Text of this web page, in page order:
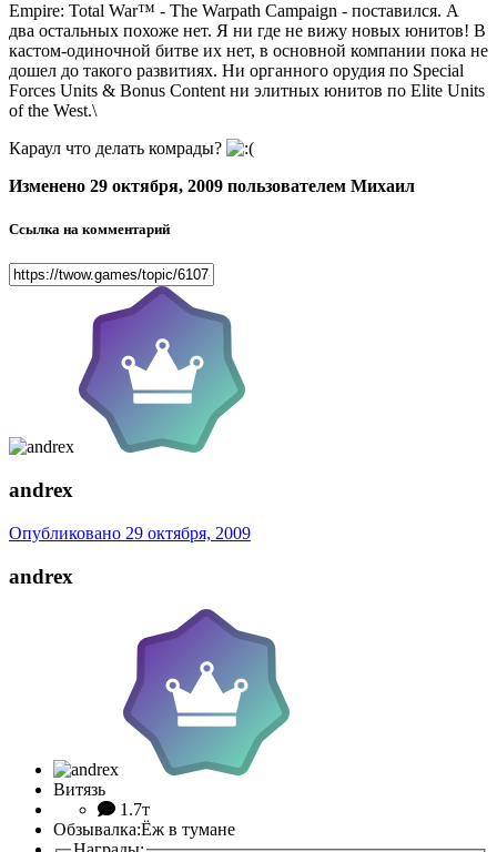
Empire: Total War™ - The Warpath Campaign - поставился. А
два остальных похоже нет. Я ни где не вижу новых юнитов! В
кастом-одиночной битве их нет, в основной компании пока не
дошел до такого развитиях. Ни органного орудия по Special
Forces Units & Bonus Content ни элитных юнитов по Elite Units
of the West.\
Караул что делать комрады?
Изменено 29 октября, 2009 пользователем Михаил
Ссылка на комментарий
andrex
Опубликовано 29 октября, 2009
andrex
Витязь
1.7т
Обзывалка:Ёж в тумане